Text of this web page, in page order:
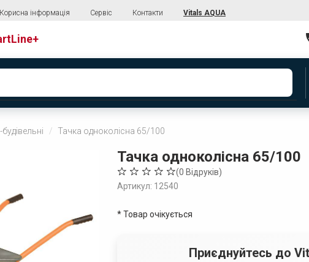
Корисна інформація Сервіс Контакти Vitals AQUA
Тачка одноколісна 65/100
Тачка одноколісна 65/100
(0 Відруків)
Артикул: 12540
* Товар очікується
Приєднуйтесь до